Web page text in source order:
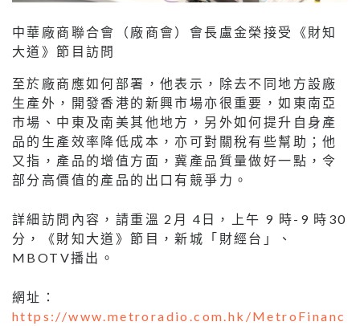
中華廠商聯合會（廠商會）會長盧金榮接受《財知
大道》節目訪問
至於廠商應如何部署，他表示，除去不同地方設廠
生產外，開發香港的新興市場亦很重要，如東南亞
市場、中東及南美其他地方，另外如何提升自身產
品的生產效率降低成本，亦可對關稅有些幫助；他
又指，產品的增值方面，冀產品質量做好一點，令
部分高價值的產品的出口有競爭力。
詳細訪問內容，請重溫 2月 4日，上午 9 時-9 時30
分，《財知大道》節目，新城「財經台」、
MBOTV播出。
網址：
https://www.metroradio.com.hk/MetroFinanc